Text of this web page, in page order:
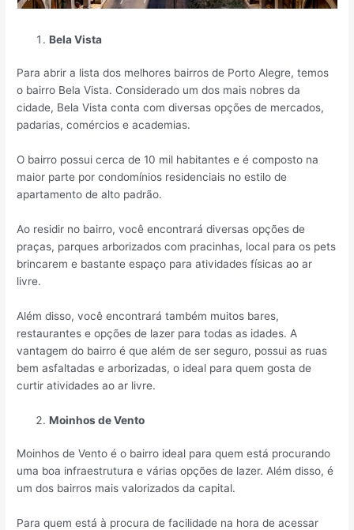
Bela Vista
Para abrir a lista dos melhores bairros de Porto Alegre, temos
o bairro Bela Vista. Considerado um dos mais nobres da
cidade, Bela Vista conta com diversas opções de mercados,
padarias, comércios e academias.
O bairro possui cerca de 10 mil habitantes e é composto na
maior parte por condomínios residenciais no estilo de
apartamento de alto padrão.
Ao residir no bairro, você encontrará diversas opções de
praças, parques arborizados com pracinhas, local para os pets
brincarem e bastante espaço para atividades físicas ao ar
livre.
Além disso, você encontrará também muitos bares,
restaurantes e opções de lazer para todas as idades. A
vantagem do bairro é que além de ser seguro, possui as ruas
bem asfaltadas e arborizadas, o ideal para quem gosta de
curtir atividades ao ar livre.
Moinhos de Vento
Moinhos de Vento é o bairro ideal para quem está procurando
uma boa infraestrutura e várias opções de lazer. Além disso, é
um dos bairros mais valorizados da capital.
Para quem está à procura de facilidade na hora de acessar